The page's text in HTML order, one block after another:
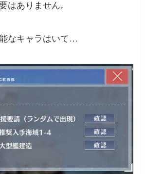
はありません。
なキャラはいて…